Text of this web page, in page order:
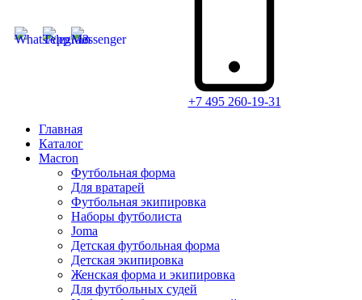
+7 495 260-19-31
Главная
Каталог
Macron
Футбольная форма
Для вратарей
Футбольная экипировка
Наборы футболиста
Joma
Детская футбольная форма
Детская экипировка
Женская форма и экипировка
Для футбольных судей